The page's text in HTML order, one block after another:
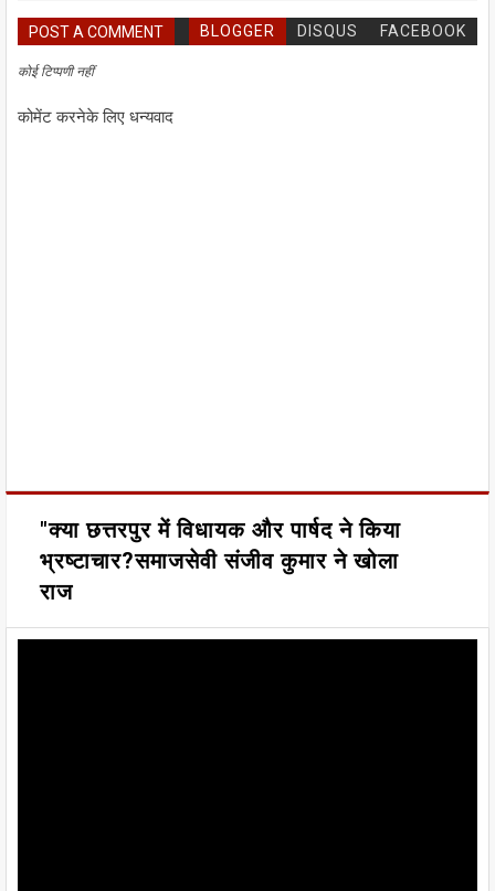
POST A COMMENT BLOGGER DISQUS FACEBOOK
कोई टिप्पणी नहीं
कोमेंट करनेके लिए धन्यवाद
"क्या छत्तरपुर में विधायक और पार्षद ने किया
भ्रष्टाचार?समाजसेवी संजीव कुमार ने खोला
राज